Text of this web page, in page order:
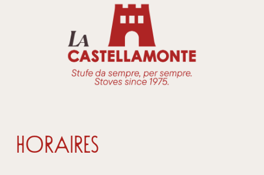
HORAIRES